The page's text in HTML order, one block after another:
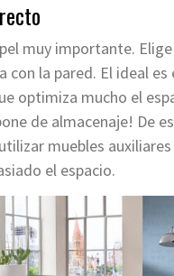
muy importante.
con la pared. El ideal es
optimiza mucho el
de almacenaje! De
muebles
el espacio.